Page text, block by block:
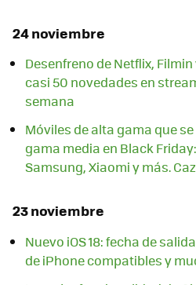
24 noviembre
Desenfreno de Netflix,
casi 50 novedades en
semana
Móviles de alta gama que
gama media en Black
Samsung, Xiaomi y más.
23 noviembre
Nuevo iOS 18: fecha de
de iPhone compatibles y